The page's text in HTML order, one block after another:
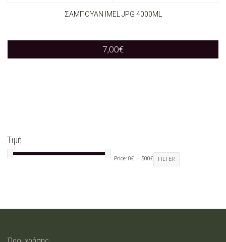
ΣΑΜΠΟΥΑΝ IMEL JPG 4000ML
7,00€
Τιμή
FILTER
Price:0€ — 500€